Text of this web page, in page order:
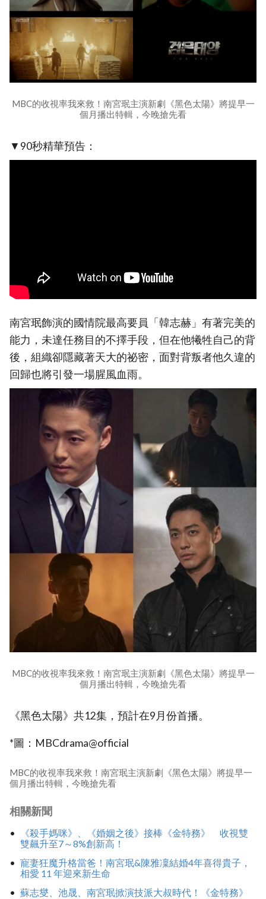
MBC的收視率我來救！南宮珉主演新劇《黑色太陽》將提早一
個月播出特輯，今晚搶先看
▼90秒精華預告：
南宮珉飾演的國情院最高要員「韓志赫」有著完美的
能力，未達任務目的不擇手段，但在他犧牲自己的背
後，組織卻隱藏著天大的祕密，面對背叛者他久違的
回歸也將引發一場腥風血雨。
MBC的收視率我來救！南宮珉主演新劇《黑色太陽》將提早一
個月播出特輯，今晚搶先看
《黑色太陽》共12集，預計在9月份首播。
*圖：MBCdrama@official
MBC的收視率我來救！南宮珉主演新劇《黑色太陽》將提早一
個月播出特輯，今晚搶先看
相關新聞
《殺手媽咪》、《婚姻之後》接棒《金特務》 收視雙
雙飆升至7～8%創新高！
寵妻狂魔升格當爸！南宮珉&陳雅凜結婚4年喜得貴子，
相愛 11 年迎來新生命
蘇志燮、池晟、南宮珉掀演技派大叔時代！《金特務》